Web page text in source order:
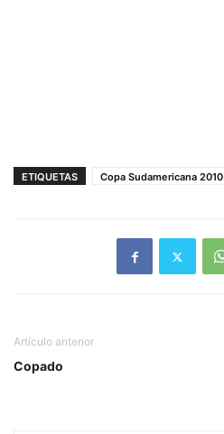
ETIQUETAS Copa Sudamericana 2010
Artículo anterior
Copado